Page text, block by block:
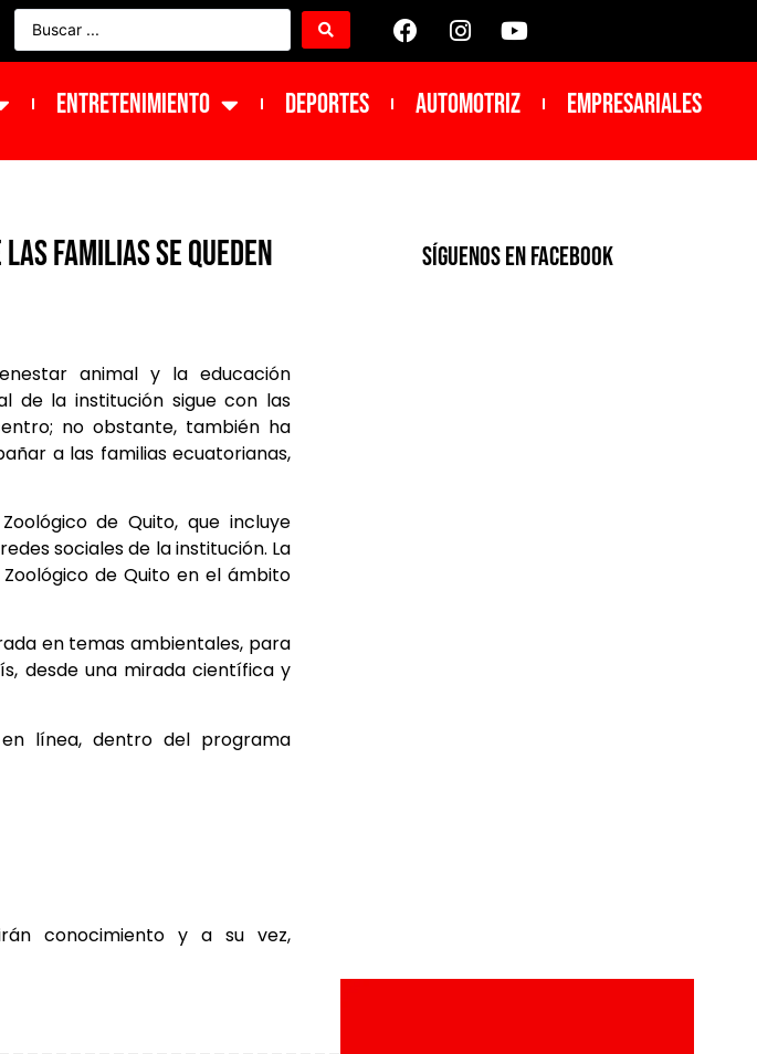
ENTRETENIMIENTO DEPORTES Automotriz Empresariales
FAMILIAS SE QUEDEN
animal y la educación
de la institución sigue con las
no obstante, también ha
a las familias ecuatorianas,
deQuito, que incluye
sociales de la institución. La
de Quito en el ámbito
en temas ambientales, para
desde una mirada científica y
línea, dentro del programa
conocimiento y a su vez,
SíGUENOS EN FACEBOOK